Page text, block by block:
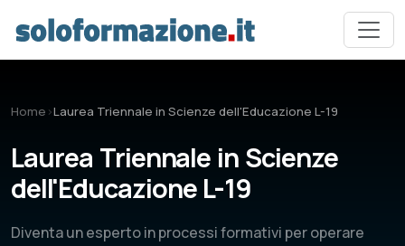
Home ›Laurea Triennale in Scienze dell'Educazione L-19
Laurea Triennale in Scienze
dell'Educazione L-19
Diventa un esperto in processi formativi per operare